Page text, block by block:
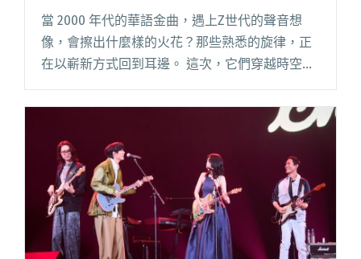
Andr等人化身為神秘組織「ECHORA」
成員
當 2000 年代的華語金曲，遇上Z世代的聲音想
像，會擦出什麼樣的火花？那些熟悉的旋律，正
在以嶄新方式回到耳邊。 這次，它們穿越時空，
從 2000 年代被帶進 2073 年的虛構校園「蓋亞高
校」，重新化為一場青春聲波的集體記憶。 在今
年「金閱讀全文 "海大富發起華語金曲重製
EP《如果我是外星人你會愛我嗎？》
Karencici、Andr等人化身為神秘組織
「ECHORA」成員"